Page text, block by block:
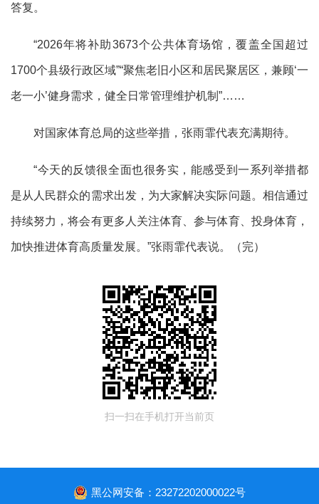
答复。
“2026年将补助3673个公共体育场馆，覆盖全国超过
1700个县级行政区域”“聚焦老旧小区和居民聚居区，兼顾‘一
老一小’健身需求，健全日常管理维护机制”……
对国家体育总局的这些举措，张雨霏代表充满期待。
“今天的反馈很全面也很务实，能感受到一系列举措都
是从人民群众的需求出发，为大家解决实际问题。相信通过
持续努力，将会有更多人关注体育、参与体育、投身体育，
加快推进体育高质量发展。”张雨霏代表说。（完）
扫一扫在手机打开当前页
黑公网安备：23272202000022号